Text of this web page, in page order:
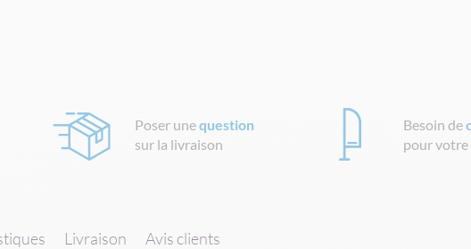
Poser unequestion
sur la livraison
Besoin de
pour
Livraison Avis clients